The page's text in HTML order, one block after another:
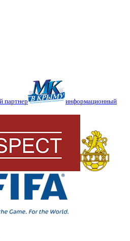
партнер
информационный